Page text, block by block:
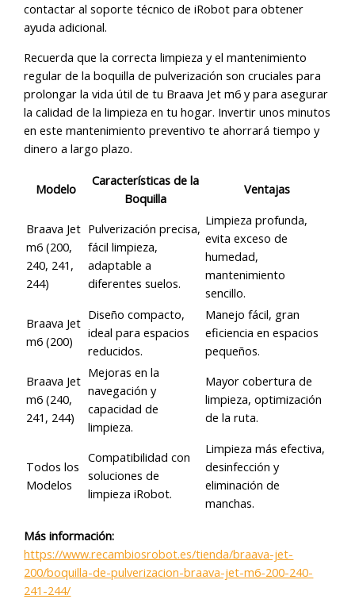
contactar al soporte técnico de iRobot para obtener
ayuda adicional.
Recuerda que la correcta limpieza y el mantenimiento
regular de la boquilla de pulverización son cruciales para
prolongar la vida útil de tu Braava Jet m6 y para asegurar
la calidad de la limpieza en tu hogar. Invertir unos minutos
en este mantenimiento preventivo te ahorrará tiempo y
dinero a largo plazo.
Modelo
Características de la
Boquilla
Ventajas
Braava Jet
m6 (200,
240, 241,
244)
Pulverización precisa,
fácil limpieza,
adaptable a
diferentes suelos.
Limpieza profunda,
evita exceso de
humedad,
mantenimiento
sencillo.
Braava Jet
m6 (200)
Diseño compacto,
ideal para espacios
reducidos.
Manejo fácil, gran
eficiencia en espacios
pequeños.
Braava Jet
m6 (240,
241, 244)
Mejoras en la
navegación y
capacidad de
limpieza.
Mayor cobertura de
limpieza, optimización
de la ruta.
Todos los
Modelos
Compatibilidad con
soluciones de
limpieza iRobot.
Limpieza más efectiva,
desinfección y
eliminación de
manchas.
Más información:
https://www.recambiosrobot.es/tienda/braava-jet-
200/boquilla-de-pulverizacion-braava-jet-m6-200-240-
241-244/